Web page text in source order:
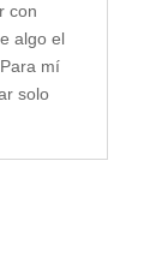
con
algo el
mí
solo